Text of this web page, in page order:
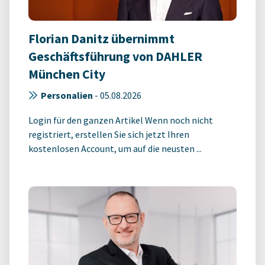
Florian Danitz übernimmt
Geschäftsführung von DAHLER
München City
Personalien - 05.08.2026
Login für den ganzen Artikel Wenn noch nicht
registriert, erstellen Sie sich jetzt Ihren
kostenlosen Account, um auf die neusten ...